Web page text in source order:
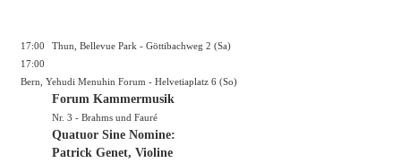
17:00
Thun, Bellevue Park - Göttibachweg 2 (Sa)
17:00
Bern, Yehudi Menuhin Forum - Helvetiaplatz 6 (So)
Forum Kammermusik
Nr. 3 - Brahms und Fauré
Quatuor Sine Nomine:
Patrick Genet, Violine